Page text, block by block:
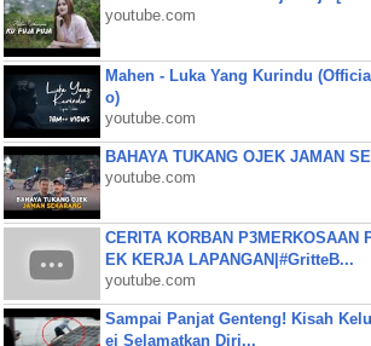
youtube.com
Mahen - Luka Yang Kurindu
o)
youtube.com
BAHAYA TUKANG OJEK JAMAN
youtube.com
CERITA KORBAN P3MERKOSAAN
EK KERJA LAPANGAN|#GritteB...
youtube.com
Sampai Panjat Genteng! Kisah
ei Selamatkan Diri...